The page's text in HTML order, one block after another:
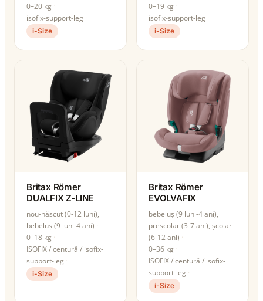
0–20 kg
isofix-support-leg
i-Size
0–19 kg
isofix-support-leg
i-Size
Britax Römer
DUALFIX Z-LINE
nou-născut (0-12 luni),
bebeluș (9 luni-4 ani)
0–18 kg
ISOFIX / centură / isofix-
support-leg
i-Size
Britax Römer
EVOLVAFIX
bebeluș (9 luni-4 ani),
preșcolar (3-7 ani), școlar
(6-12 ani)
0–36 kg
ISOFIX / centură / isofix-
support-leg
i-Size